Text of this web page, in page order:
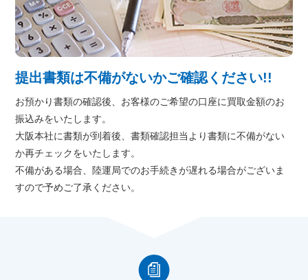
提出書類は不備がないかご確認ください!!
お預かり書類の確認後、お客様のご希望の口座に買取金額のお
振込みをいたします。
大阪本社に書類が到着後、書類確認担当より書類に不備がない
か再チェックをいたします。
不備がある場合、陸運局でのお手続きが遅れる場合がございま
すので予めご了承ください。